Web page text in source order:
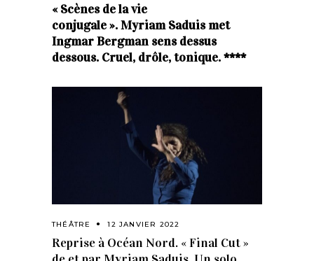
« Scènes de la vie
conjugale ». Myriam Saduis met
Ingmar Bergman sens dessus
dessous. Cruel, drôle, tonique. ****
THÉÂTRE 12 JANVIER 2022
Reprise à Océan Nord. « Final Cut »